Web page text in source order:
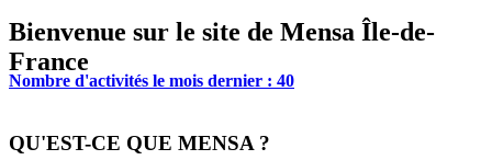
Bienvenue sur le site de Mensa Île-de-
France
Nombre d'activités le mois dernier : 40
QU'EST-CE QUE MENSA ?